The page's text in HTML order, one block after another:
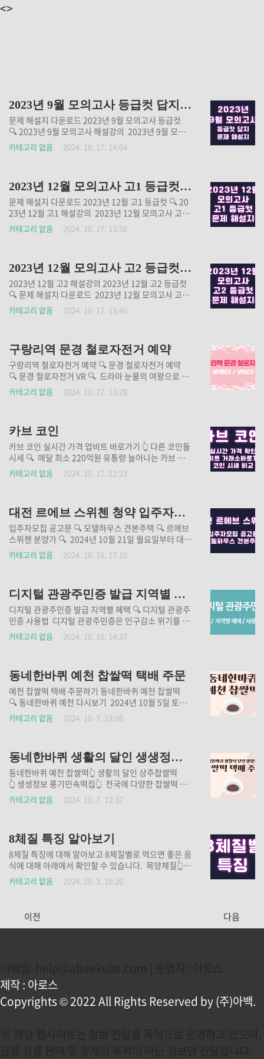
<>
2023년 9월 모의고사 등급컷 답지 문제 해설지
문제 해설지 다운로드 2023년 9월 모의고사 등급컷
🔍 2023년 9월 모의고사 해설강의 2023년 9월 모의
고사 등급컷과 답지 문제 해설지, 해설 강의가 궁금하시
다면 위 버튼을 통해 확인해 보세요.
카테고리 없음 2024. 10. 17. 14:04
2023년 12월 모의고사 고1 등급컷 문제 해설지
문제 해설지 다운로드 2023년 12월 고1 등급컷 🔍 20
23년 12월 고1 해설강의 2023년 12월 모의고사 고1
문제와 해설지, 등급컷, 해설 강의들을 보고 싶다면 위
버튼을 통해 확인해 보세요.
카테고리 없음 2024. 10. 17. 13:56
2023년 12월 모의고사 고2 등급컷 문제 해설지
2023년 12월 고2 해설강의 2023년 12월 고2 등급컷
🔍 문제 해설지 다운로드 2023년 12월 모의고사 고2
해설강의와 등급컷, 문제 해설지 다운로드를 원하신다
면 위 버튼을 통해 확인해 보세요.
카테고리 없음 2024. 10. 17. 13:46
구랑리역 문경 철로자전거 예약
구랑리역 철로자전거 예약 🔍 문경 철로자전거 예약
🔍 문경 철로자전거 VR 🔍 드라마 눈물의 여왕으로 알
려진 구랑리역 문경 철로자전거는 20여년 전 석탄을 실
어 나르던 철로를 이용하여 전국 최초로 철로 위를 달리
하시길 바랍니다. 구랑리역 문경 철로자전거 예약 바로
가기와 VR 바로보기는 위 버튼을 통해 확인해 보세요.
카테고리 없음 2024. 10. 17. 13:28
카브 코인
카브 코인 실시간 가격 업비트 바로가기 👆 다른 코인들
시세 🔍 매달 최소 220억원 유통량 늘어나는 카브 코인
에 대해 관심이 많아지고 있습니다.카브 코인에 대한 자
세한 내용을 위 버튼을 통해 확인해 보세요.
카테고리 없음 2024. 10. 17. 12:23
대전 르에브 스위첸 청약 입주자모집 공고문 모델하우스 견본주택 분양가
입주자모집 공고문 🔍 모델하우스 견본주택 🔍 르에브
스위첸 분양가 🔍 2024년 10월 21일 월요일부터 대전
르에브 스위첸 아파트 청약이 시작됩니다. 아파트 청약
에서 가장 정확한 정보를 알 수 있는 입주자모집 공고
대한 정확한 내용들을 위 버튼을 통해 확인해 보세요.
카테고리 없음 2024. 10. 16. 17:10
디지털 관광주민증 발급 지역별 혜택 사용방법
디지털 관광주민증 발급 지역별 혜택 🔍 디지털 관광주
민증 사용법 디지털 관광주민증은 인구감소 위기를 겪
고 있는 지역의 관광을 활성화시키기 위한 사업입니
다. 대한민국 구석구석에서 디지털 관광주민증으로 혜
세요.
카테고리 없음 2024. 10. 16. 14:37
동네한바퀴 예천 찹쌀떡 택배 주문
예천 찹쌀떡 택배 주문하기 동네한바퀴 예천 찹쌀떡
🔍 동네한바퀴 예천 다시보기 2024년 10월 5일 토요
일 오후 19시 10분 동네 한 바퀴 289회 예로부터 명품
이다 경상북도 예천군 편에서 쫄깃 담백한 예천 찹쌀떡
떡에 대한 정보와 그 영상을 위 버튼을 통해 확인해 보
세요.
카테고리 없음 2024. 10. 7. 13:08
동네한바퀴 생활의 달인 생생정보 찹쌀떡 택배 주문
동네한바퀴 예천 찹쌀떡👆 생활의 달인 상주찹쌀떡
👆 생생정보 풍기민속떡집👆 전국에 다양한 찹쌀떡 맛
집들을 여러 방송에서 소개했습니다. 동네한바퀴 예천
찹쌀떡, 생활의 달인 상주찹쌀떡, 새생정보 풍기민속떡
카테고리 없음 2024. 10. 7. 12:37
8체질 특징 알아보기
8체질 특징에 대해 알아보고 8체질별로 먹으면 좋은 음
식에 대해 아래에서 확인할 수 있습니다. 목양체질👆️ 목
음체질👆️토양체질👆️ 토음체질👆️금양체질👆️ 금음체질👆️
수양체질👆️ 수음체질👆️
카테고리 없음 2024. 10. 3. 16:26
이전 다음
제작 : 아로스
Copyrights © 2022 All Rights Reserved by (주)아백.